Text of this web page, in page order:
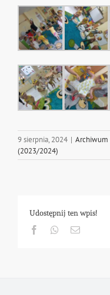
9 sierpnia, 2024 | Archiwum
(2023/2024)
Udostępnij ten wpis!
FacebookWhatsapp
Email